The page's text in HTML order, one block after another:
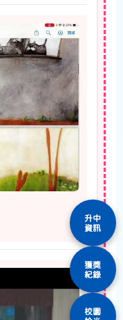
升中
資訊
獲獎
紀錄
校園